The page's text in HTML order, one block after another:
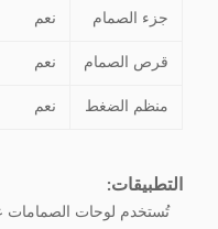
جزء الصمام نعم
قرص الصمام نعم
منظم الضغط نعم
التطبيقات:
تُستخدم لوحات الصمامات